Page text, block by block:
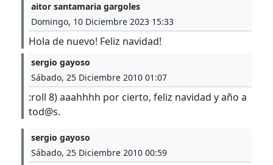
aitor santamaria gargoles
Domingo, 10 Diciembre 2023 15:33
Hola de nuevo! Feliz navidad!
sergio gayoso
Sábado, 25 Diciembre 2010 01:07
:roll 8) aaahhhh por cierto, feliz navidad y año a
tod@s.
sergio gayoso
Sábado, 25 Diciembre 2010 00:59